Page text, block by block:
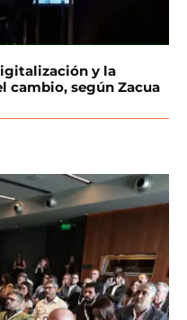
y la
cambio, según Zacua